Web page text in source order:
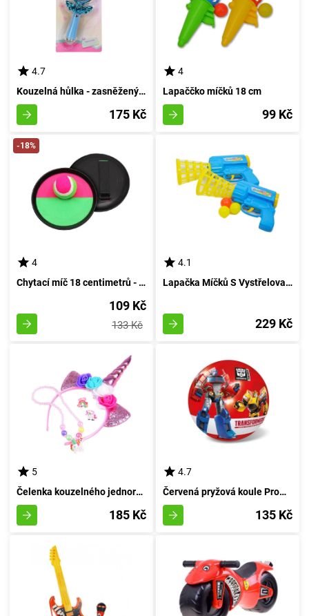
4.7
Kouzelná hůlka - zasněžený krystalek - azurová
175 Kč
4
Lapaččko míčků 18 cm
99 Kč
-18%
4
Chytací míč 18 centimetrů - Hra pro děti a rodiny
109 Kč
133 Kč
4.1
Lapačka Míčků S Vystřelovacím Mechanismem
229 Kč
5
Čelenka kouzelného jednorožce s přídavky
185 Kč
4.7
Červená pryžová koule Proměňovači 23 cm
135 Kč